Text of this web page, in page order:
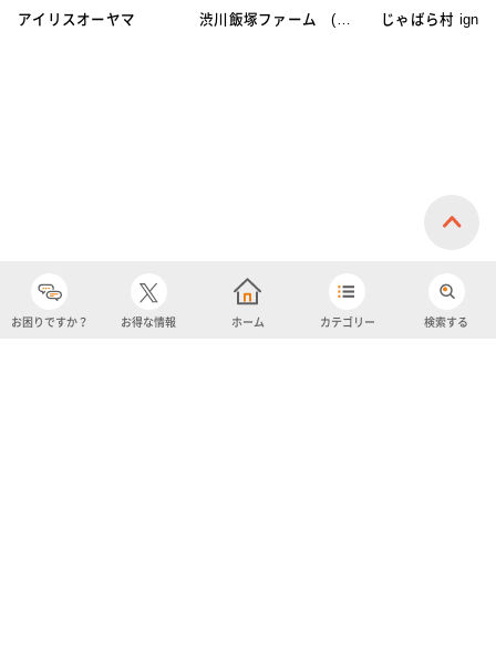
アイリスオーヤマ
渋川飯塚ファーム (ア
じゃばら村
お困りですか？ お得な情報 ホーム カテゴリー 検索する